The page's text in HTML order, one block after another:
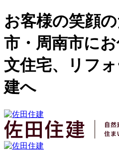
お客様の笑顔
市・周南市に
文住宅、リフ
建へ